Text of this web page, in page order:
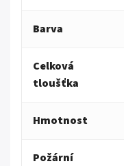
Barva
Celková
tloušťka
Hmotnost
Požární